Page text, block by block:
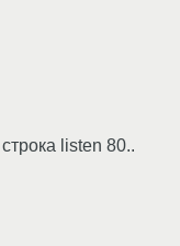
listen 80..